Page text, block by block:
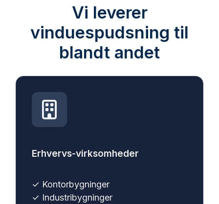
Vi leverer
vinduespudsning til
blandt andet
Erhvervs-virksomheder
✓ Kontorbygninger
✓ Industribygninger